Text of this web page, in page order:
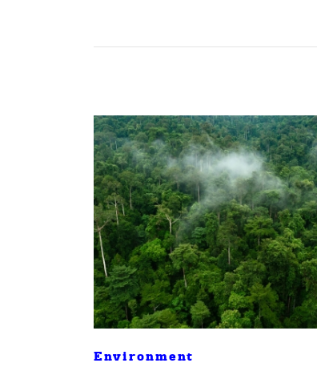
Environment